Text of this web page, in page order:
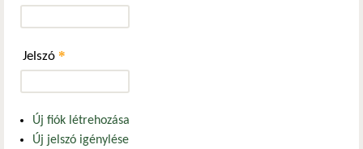
Jelszó *
Új fiók létrehozása
Új jelszó igénylése